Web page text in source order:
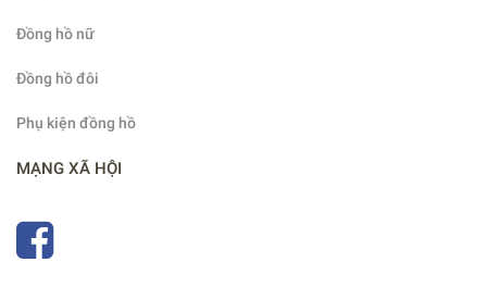
Đồng hồ nữ
Đồng hồ đôi
Phụ kiện đồng hồ
MẠNG XÃ HỘI